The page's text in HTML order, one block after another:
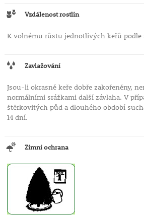
Vzdálenost rostlin
K volnému růstu jednotlivých keřů podle
Zavlažování
Jsou-li okrasné keře dobře zakořeněny,
normálními srážkami další závlaha. V
štěrkovitých půd a dlouhého období
14 dní.
Zimní ochrana